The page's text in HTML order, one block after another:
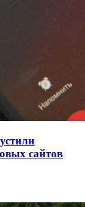
пройдёт
народов
сайтов